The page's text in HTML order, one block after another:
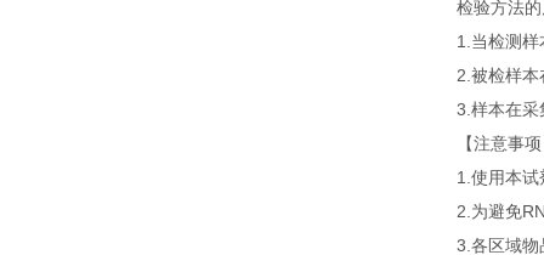
检验方法
1.当检测
2.被检样
3.样本在采
【注意事
1.使用本
2.为避免
3.各区域物